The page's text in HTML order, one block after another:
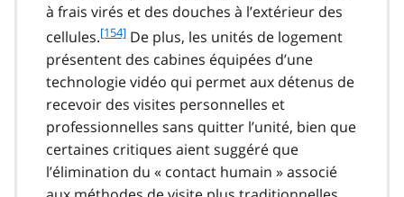
5
3
à frais virés et des douches à l’extérieur des
cellules.f
o
t
n
o
t
e
[154] De plus, les unités de logement
présentent des cabines équipées d’une
technologie vidéo qui permet aux détenus de
recevoir des visites personnelles et
professionnelles sans quitter l’unité, bien que
certaines critiques aient suggéré que
l’élimination du « contact humain » associé